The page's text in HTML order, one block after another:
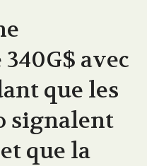
avec
que les
signalent
que la